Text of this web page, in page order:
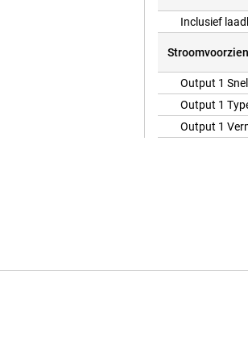
Inclusief
Output 1
Output 1
Output 1